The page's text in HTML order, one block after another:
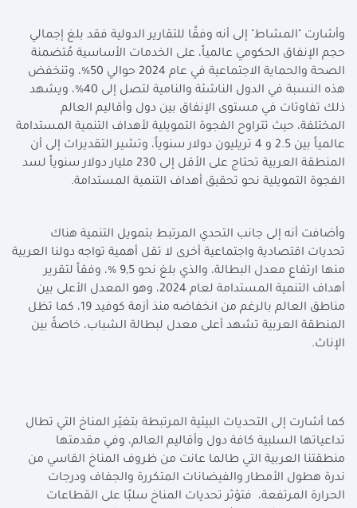
وأشارت "المشاط" إلى أنه وفقًا للتقارير الدولية فقد بلغ إجمالي
حجم الإنفاق الحكومي عالمياً، على الخدمات الأساسية مُتضمنة
الصحة والحماية الاجتماعية في عام 2024 حوالي 50%، وتنخفض
هذه النسبة في الدول الناشئة والنامية لتصل إلى 40%، ويشهد
ذلك تفاوتات في مستوى الإنفاق بين دول وأقاليم العالم
المختلفة، حيث تتراوح الفجوة التمويلية لأهداف التنمية المستدامة
عالمياً بين 2.5 و 4 تريليون دولار سنوياً، وتشير التقديرات إلى أن
المنطقة العربية تحتاج على الأقل إلى 230 مليار دولار سنوياً لسد
الفجوة التمويلية نحو تحقيق أهداف التنمية المستدامة.
وأضافت أنه إلى جانب التحدي المرتبط بتمويل التنمية هناك
تحديات اقتصادية واجتماعية أخرى لا تقل أهمية تواجه دولنا العربية
منها ارتفاع معدل البطالة، والذي بلغ نحو 9,5 %، وفقاً لتقرير
أهداف التنمية المستدامة لعام 2024، وهو المعدل الأعلى بين
مناطق العالم بالرغم من انخفاضه منذ أزمة كوفيد 19، كما تظل
المنطقة العربية تشهد أعلى معدل لبطالة الشباب، خاصةً بين
الإناث.
كما أشارت إلى التحديات البيئية المرتبطة بتغيّر المناخ التي تطال
تداعياتها السلبية كافة دول وأقاليم العالم، وفي مقدمتها
منطقتنا العربية التي طالما عانت من ظروف المناخ القاسي من
ندرة هطول الأمطار والفيضانات المتكررة والجفاف ودرجات
الحرارة المرتفعة، فتؤثر تحديات المناخ سلبًا على القطاعات